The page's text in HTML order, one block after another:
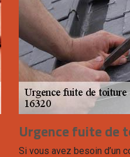
Urgence fuite de
Si vous avez besoin d’un